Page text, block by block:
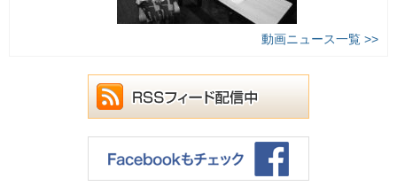
動画ニュース一覧 >>